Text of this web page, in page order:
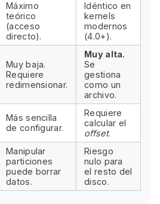
Máximo
teórico
(acceso
directo).
Idéntico en
kernels
modernos
(4.0+).
Muy baja.
Requiere
redimensionar.
Muy alta.
Se
gestiona
como un
archivo.
Más sencilla
de configurar.
Requiere
calcular el
offset.
Manipular
particiones
puede borrar
datos.
Riesgo
nulo para
el resto del
disco.